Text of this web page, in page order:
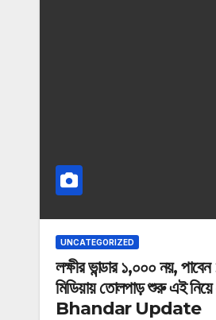
UNCATEGORIZED
লক্ষীর ভান্ডার ১,০০০ নয়,
মিডিয়ায় তোলপাড় শুরু এই
Bhandar Update